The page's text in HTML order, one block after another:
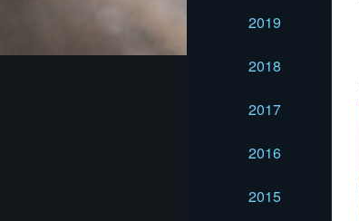
2019
2018
2017
2016
2015